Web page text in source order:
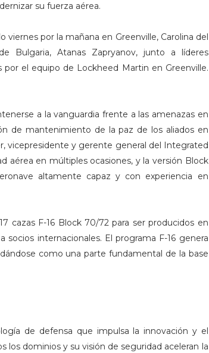
su fuerza aérea.
por la mañana en Greenville, Carolina del
Bulgaria, Atanas Zapryanov, junto a líderes
por el equipo de Lockheed Martin en Greenville.
a la vanguardia frente a las amenazas en
de mantenimiento de la paz de los aliados en
vicepresidente y gerente general del Integrated
aérea en múltiples ocasiones, y la versión Block
altamente capaz y con experiencia en
cazas F-16 Block 70/72 para ser producidos en
socios internacionales. El programa F-16 genera
como una parte fundamental de la base
de defensa que impulsa la innovación y el
los dominios y su visión de seguridad aceleran la